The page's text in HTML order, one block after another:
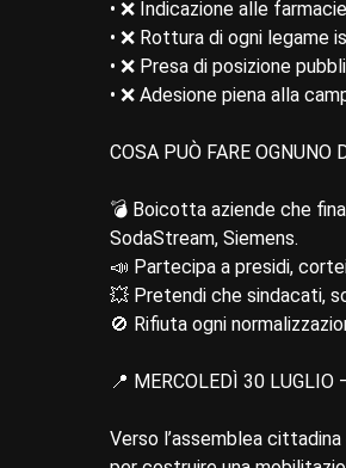
• ❌ Indicazione alle
• ❌ Rottura di ogni
• ❌ Presa di posizione
• ❌ Adesione piena alla
COSA PUÒ FARE OGNUNO
💣 Boicotta aziende che
SodaStream, Siemens.
📣 Partecipa a presidi,
💥 Pretendi che sindacati,
🚫 Rifiuta ogni
📍 MERCOLEDÌ 30 LUGLIO
Verso l’assemblea